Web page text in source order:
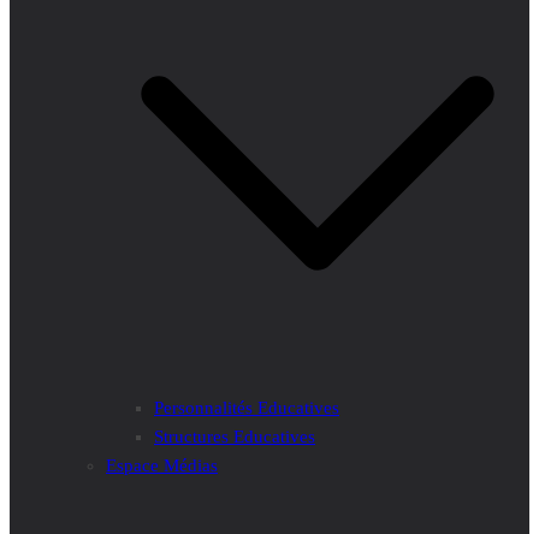
Personnalités Educatives
Structures Educatives
Espace Médias